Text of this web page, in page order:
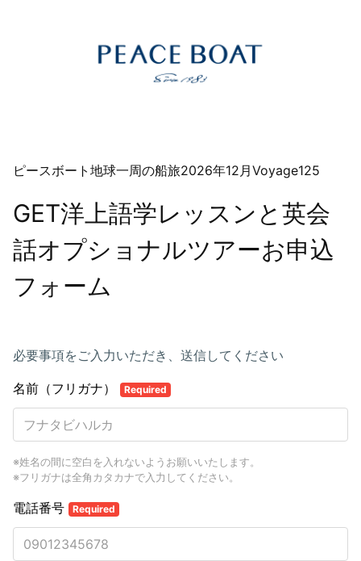
ピースボート地球一周の船旅2026年12月Voyage125
GET洋上語学レッスンと英会
話オプショナルツアーお申込
フォーム
必要事項をご入力いただき、送信してください
名前（フリガナ） Required
※姓名の間に空白を入れないようお願いいたします。
※フリガナは全角カタカナで入力してください。
電話番号 Required